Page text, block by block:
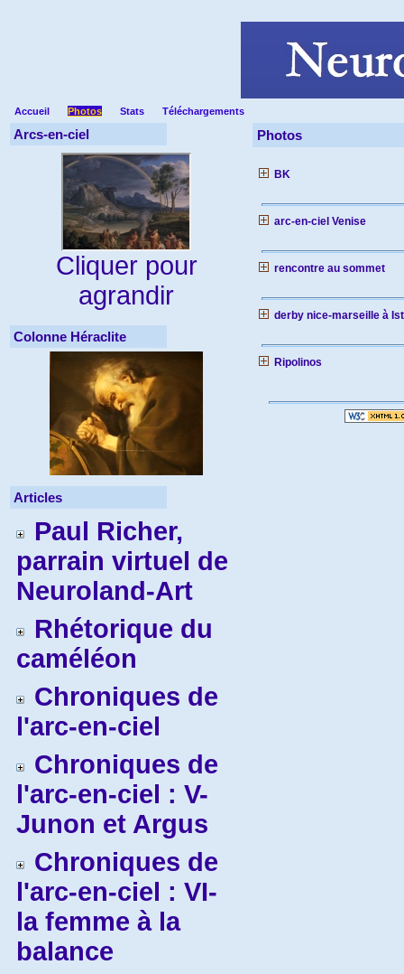
Accueil Photos Stats Téléchargements
Arcs-en-ciel
Cliquer pour
agrandir
Colonne Héraclite
Articles
Paul Richer,
parrain virtuel de
Neuroland-Art
Rhétorique du
caméléon
Chroniques de
l'arc-en-ciel
Chroniques de
l'arc-en-ciel : V-
Junon et Argus
Chroniques de
l'arc-en-ciel : VI-
la femme à la
balance
Photos
BK
arc-en-ciel Venise
rencontre au sommet
derby nice-marseille à
Ripolinos